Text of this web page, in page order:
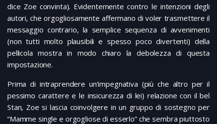
dice Zoe convinta). Evidentemente contro le intenzioni degli
autori, che orgogliosamente affermano di voler trasmettere il
messaggio contrario, la semplice sequenza di avvenimenti
(non tutti molto plausibili e spesso poco divertenti) della
pellicola mostra in modo chiaro la debolezza di questa
impostazione.
Prima di intraprendere un’impegnativa (più che altro per il
pessimo carattere e le insicurezza di lei) relazione con il bel
Stan, Zoe si lascia coinvolgere in un gruppo di sostegno per
“Mamme single e orgogliose di esserlo” che sembra piuttosto